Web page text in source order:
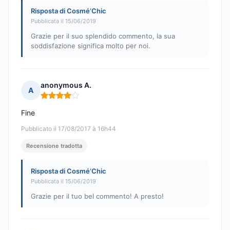
Risposta di Cosmé’Chic
Pubblicata il 15/06/2019
Grazie per il suo splendido commento, la sua
soddisfazione significa molto per noi.
A
anonymous A.
Nota: 4 su 5
Pubblicato il 17/08/2017 à 16h44
Fine
Recensione tradotta
Risposta di Cosmé’Chic
Pubblicata il 15/06/2019
Grazie per il tuo bel commento! A presto!